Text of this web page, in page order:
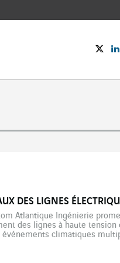
DES LIGNES
Atlantique Ingénierie
des lignes à haute
événements climatiques